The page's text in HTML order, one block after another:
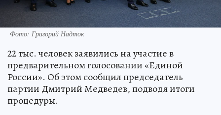
Фото: Григорий Надток
22 тыс. человек заявились на участие в
предварительном голосовании «Единой
России». Об этом сообщил председатель
партии Дмитрий Медведев, подводя итоги
процедуры.